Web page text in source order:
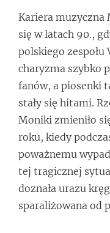
Kariera muzyczna
się w latach 90.,
polskiego zespołu
charyzma szybko
fanów, a piosenki
stały się hitami.
Moniki zmieniło
roku, kiedy
poważnemu
tej tragicznej
doznała urazu
sparaliżowana od